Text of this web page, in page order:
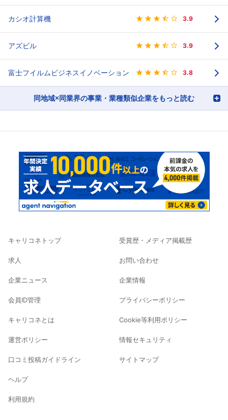
カシオ計算機 3.9
アズビル 3.9
富士フイルムビジネスイノベーション 3.8
同地域×同業界の事業・業種類似企業をもっと読む
キャリコネトップ
求人
企業ニュース
会員ID管理
キャリコネとは
運営ポリシー
口コミ投稿ガイドライン
ヘルプ
利用規約
受賞歴・メディア掲載歴
お問い合わせ
企業情報
プライバシーポリシー
Cookie等利用ポリシー
情報セキュリティ
サイトマップ